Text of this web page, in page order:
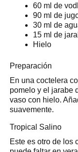
60 ml de
90 ml de
30 ml de
15 ml de
Hielo
Preparación
En una coctelera
pomelo y el jarabe
vaso con hielo.
suavemente.
Tropical Salino
Este es otro de los